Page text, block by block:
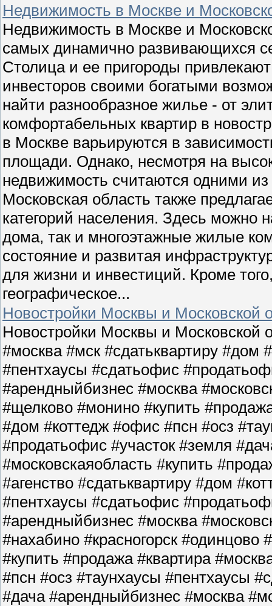
Недвижимость в Москве и
Недвижимость в Москве и
самых динамично развивающихся
Столица и ее пригороды
инвесторов своими богатыми
найти разнообразное жилье - от
комфортабельных квартир в
в Москве варьируются в
площади. Однако, несмотря на
недвижимость считаются одними
Московская область также
категорий населения. Здесь можно
дома, так и многоэтажные жилые
состояние и развитая
для жизни и инвестиций. Кроме
географическое...
Новостройки Москвы и Московской
Новостройки Москвы и Московской
#москва #мск #сдатьквартиру #дом
#пентхаусы #сдатьофис
#арендныйбизнес #москва
#щелково #монино #купить
#дом #коттедж #офис #псн #осз
#продатьофис #участок #земля
#московскаяобласть #купить
#агенство #сдатьквартиру #дом
#пентхаусы #сдатьофис
#арендныйбизнес #москва
#нахабино #красногорск
#купить #продажа #квартира
#псн #осз #таунхаусы #пентхаусы
#дача #арендныйбизнес #москва